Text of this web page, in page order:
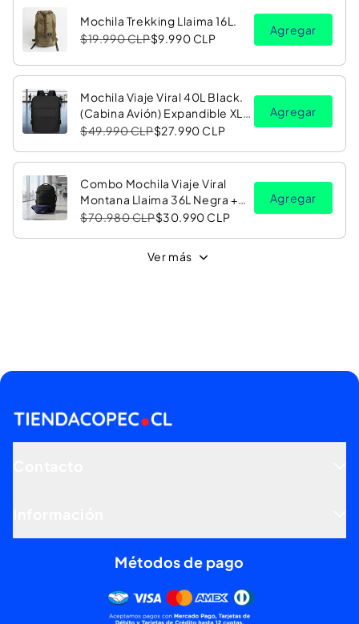
Mochila Trekking Llaima 16L.
$19.990 CLP$9.990 CLP
Agregar
Mochila Viaje Viral 40L Black.
(Cabina Avión) Expandible XL.
Navigator Travel
$49.990 CLP$27.990 CLP
Agregar
Combo Mochila Viaje Viral
Montana Llaima 36L Negra +
Banano Oracle Red Bull
$70.980 CLP$30.990 CLP
Agregar
Ver más
Métodos de pago